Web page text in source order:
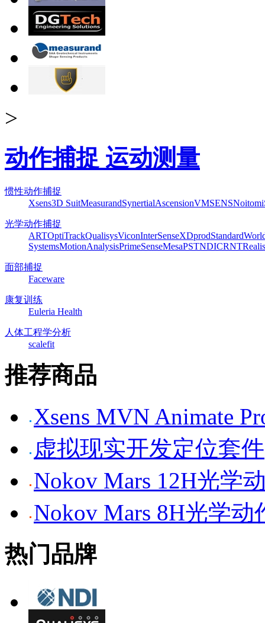
>
动作捕捉 运动测量
惯性动作捕捉
Xsens3D SuitMeasurandSynertialAscensionVMSENSNoitom
光学动作捕捉
ARTOptiTrackQualisysViconInterSenseXDprodStandard
SystemsMotionAnalysisPrimeSenseMesaPSTNDICRNTRealis
面部捕捉
Faceware
康复训练
Euleria Health
人体工程学分析
scalefit
推荐商品
Xsens MVN Animate
虚拟现实开发定位套件
Nokov Mars 12H光学
Nokov Mars 8H光学动
热门品牌